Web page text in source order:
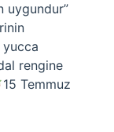
uygundur”
yucca
rengine
15 Temmuz